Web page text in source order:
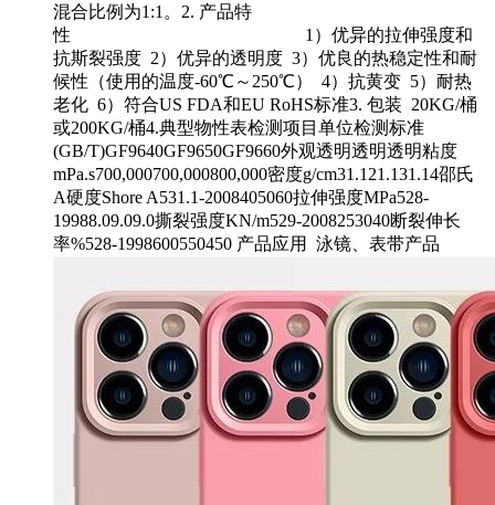
混合比例为1:1。2. 产品特
性 1）优异的拉伸强度和
抗斯裂强度 2）优异的透明度 3）优良的热稳定性和耐
候性（使用的温度-60℃～250℃） 4）抗黄变 5）耐热
老化 6）符合US FDA和EU RoHS标准3. 包装 20KG/桶
或200KG/桶4.典型物性表检测项目单位检测标准
(GB/T)GF9640GF9650GF9660外观透明透明透明粘度
mPa.s700,000700,000800,000密度g/cm31.121.131.14邵氏
A硬度Shore A531.1-2008405060拉伸强度MPa528-
19988.09.09.0撕裂强度KN/m529-2008253040断裂伸长
率%528-1998600550450 产品应用 泳镜、表带产品